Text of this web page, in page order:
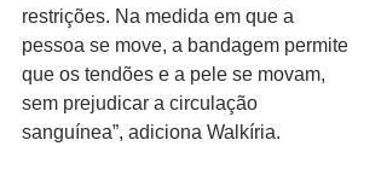
restrições. Na medida em que a
pessoa se move, a bandagem permite
que os tendões e a pele se movam,
sem prejudicar a circulação
sanguínea”, adiciona Walkíria.